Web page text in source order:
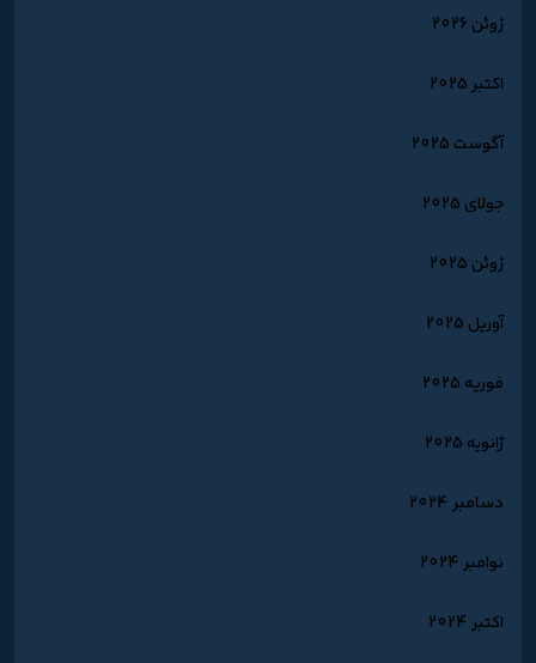
ژوئن 2026
اکتبر 2025
آگوست 2025
جولای 2025
ژوئن 2025
آوریل 2025
فوریه 2025
ژانویه 2025
دسامبر 2024
نوامبر 2024
اکتبر 2024